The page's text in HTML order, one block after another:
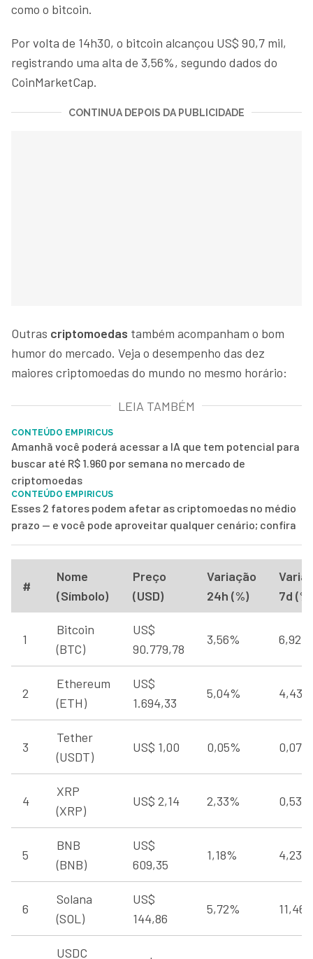
como o bitcoin.
Por volta de 14h30, o bitcoin alcançou US$ 90,7 mil,
registrando uma alta de 3,56%, segundo dados do
CoinMarketCap.
CONTINUA DEPOIS DA PUBLICIDADE
Outras criptomoedas também acompanham o bom
humor do mercado. Veja o desempenho das dez
maiores criptomoedas do mundo no mesmo horário:
LEIA TAMBÉM
CONTEÚDO EMPIRICUS
Amanhã você poderá acessar a IA que tem potencial para
buscar até R$ 1.960 por semana no mercado de
criptomoedas
CONTEÚDO EMPIRICUS
Esses 2 fatores podem afetar as criptomoedas no médio
prazo — e você pode aproveitar qualquer cenário; confira
#
Nome
(Símbolo)
Preço
(USD)
Variação
24h (%)
7d (%)
1
Bitcoin
(BTC)
US$
90.779,78
3,56% 6,92%
2
Ethereum
(ETH)
US$
1.694,33
5,04% 4,43%
3
Tether
(USDT)
US$ 1,00 0,05% 0,07%
4
XRP
(XRP)
US$ 2,14 2,33% 0,53%
5
BNB
(BNB)
US$
609,35
1,18% 4,23%
6
Solana
(SOL)
US$
144,86
5,72%
USDC